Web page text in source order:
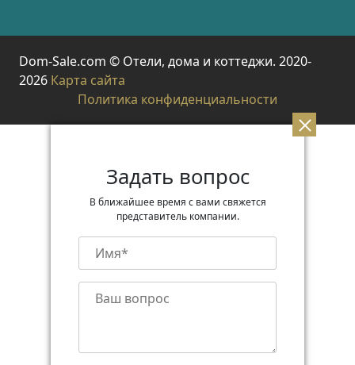
Dom-Sale.com © Отели, дома и коттеджи. 2020-
2026 Карта сайта
Политика конфиденциальности
Задать вопрос
В ближайшее время с вами свяжется
представитель компании.